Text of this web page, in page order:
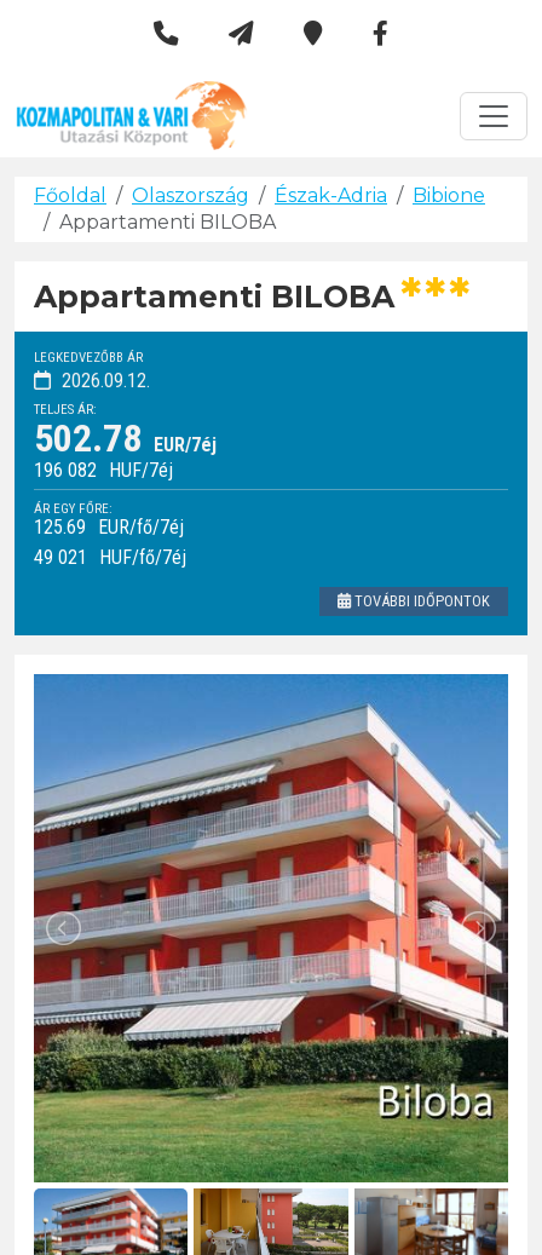
Kozmapolitan & Vári Utazási
Főoldal Olaszország Észak-Adria
Bibione
Appartamenti BILOBA
Appartamenti BILOBA***
LEGKEDVEZŐBB ÁR
2026.09.12.
TELJES ÁR:
502.78
EUR/7éj
196 082 HUF/7éj
ÁR EGY FŐRE:
125.69
EUR/fő/7éj
49 021
HUF/fő/7éj
TOVÁBBI IDŐPONTOK